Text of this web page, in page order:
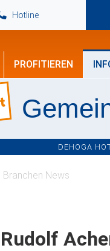
Hotline
PROFITIEREN
DEHOGA
Branchen News
Rudolf